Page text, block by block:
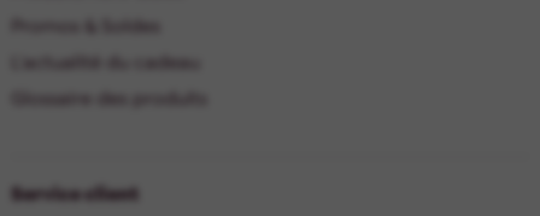
Promos & Soldes
L'actualité du cadeau
Glossaire des produits
Service client